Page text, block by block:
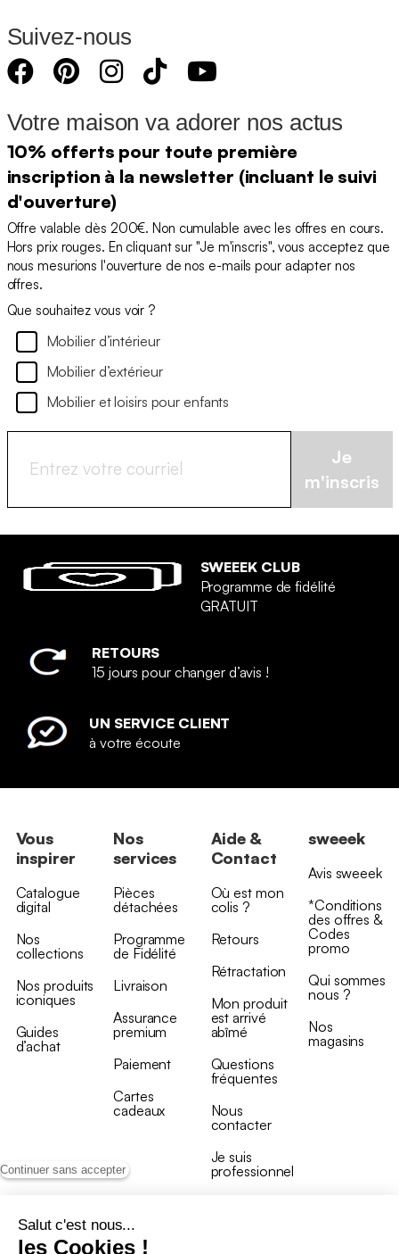
Continuer sans accepter
Salut c'est nous...
les Cookies !
Suivez-nous
Votre maison va adorer nos actus
10% offerts pour toute première
inscription à la newsletter (incluant le suivi
d'ouverture)
Offre valable dès 200€. Non cumulable avec les offres en cours.
Hors prix rouges. En cliquant sur "Je m'inscris", vous acceptez que
nous mesurions l'ouverture de nos e-mails pour adapter nos
offres.
Que souhaitez vous voir ?
Mobilier d’intérieur
Mobilier d’extérieur
Mobilier et loisirs pour enfants
Je
m'inscris
SWEEEK CLUB
Programme de fidélité
GRATUIT
RETOURS
15 jours pour changer d’avis !
UN SERVICE CLIENT
à votre écoute
Vous
inspirer
Catalogue
digital
Nos
collections
Nos produits
iconiques
Guides
d’achat
Nos
services
Pièces
détachées
Programme
de Fidélité
Livraison
Assurance
premium
Paiement
Cartes
cadeaux
Aide &
Contact
Où est mon
colis ?
Retours
Rétractation
Mon produit
est arrivé
abîmé
Questions
fréquentes
Nous
contacter
Je suis
professionnel
sweeek
Avis sweeek
*Conditions
des offres &
Codes
promo
Qui sommes
nous ?
Nos
magasins